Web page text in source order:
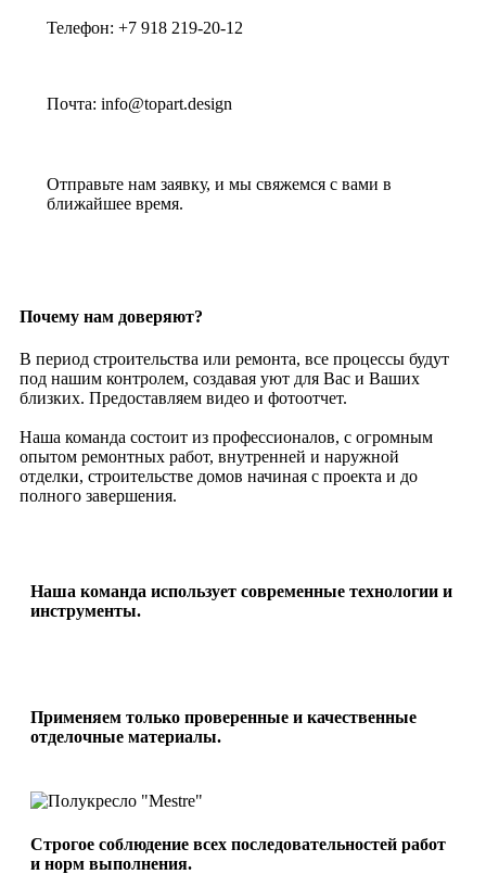
Телефон: +7 918 219-20-12
Почта: info@topart.design
Отправьте нам заявку, и мы свяжемся с вами в
ближайшее время.
Почему нам доверяют?
В период строительства или ремонта, все процессы будут
под нашим контролем, создавая уют для Вас и Ваших
близких. Предоставляем видео и фотоотчет.
Наша команда состоит из профессионалов, с огромным
опытом ремонтных работ, внутренней и наружной
отделки, строительстве домов начиная с проекта и до
полного завершения.
Наша команда использует современные технологии и
инструменты.
Применяем только проверенные и качественные
отделочные материалы.
Строгое соблюдение всех последовательностей работ
и норм выполнения.